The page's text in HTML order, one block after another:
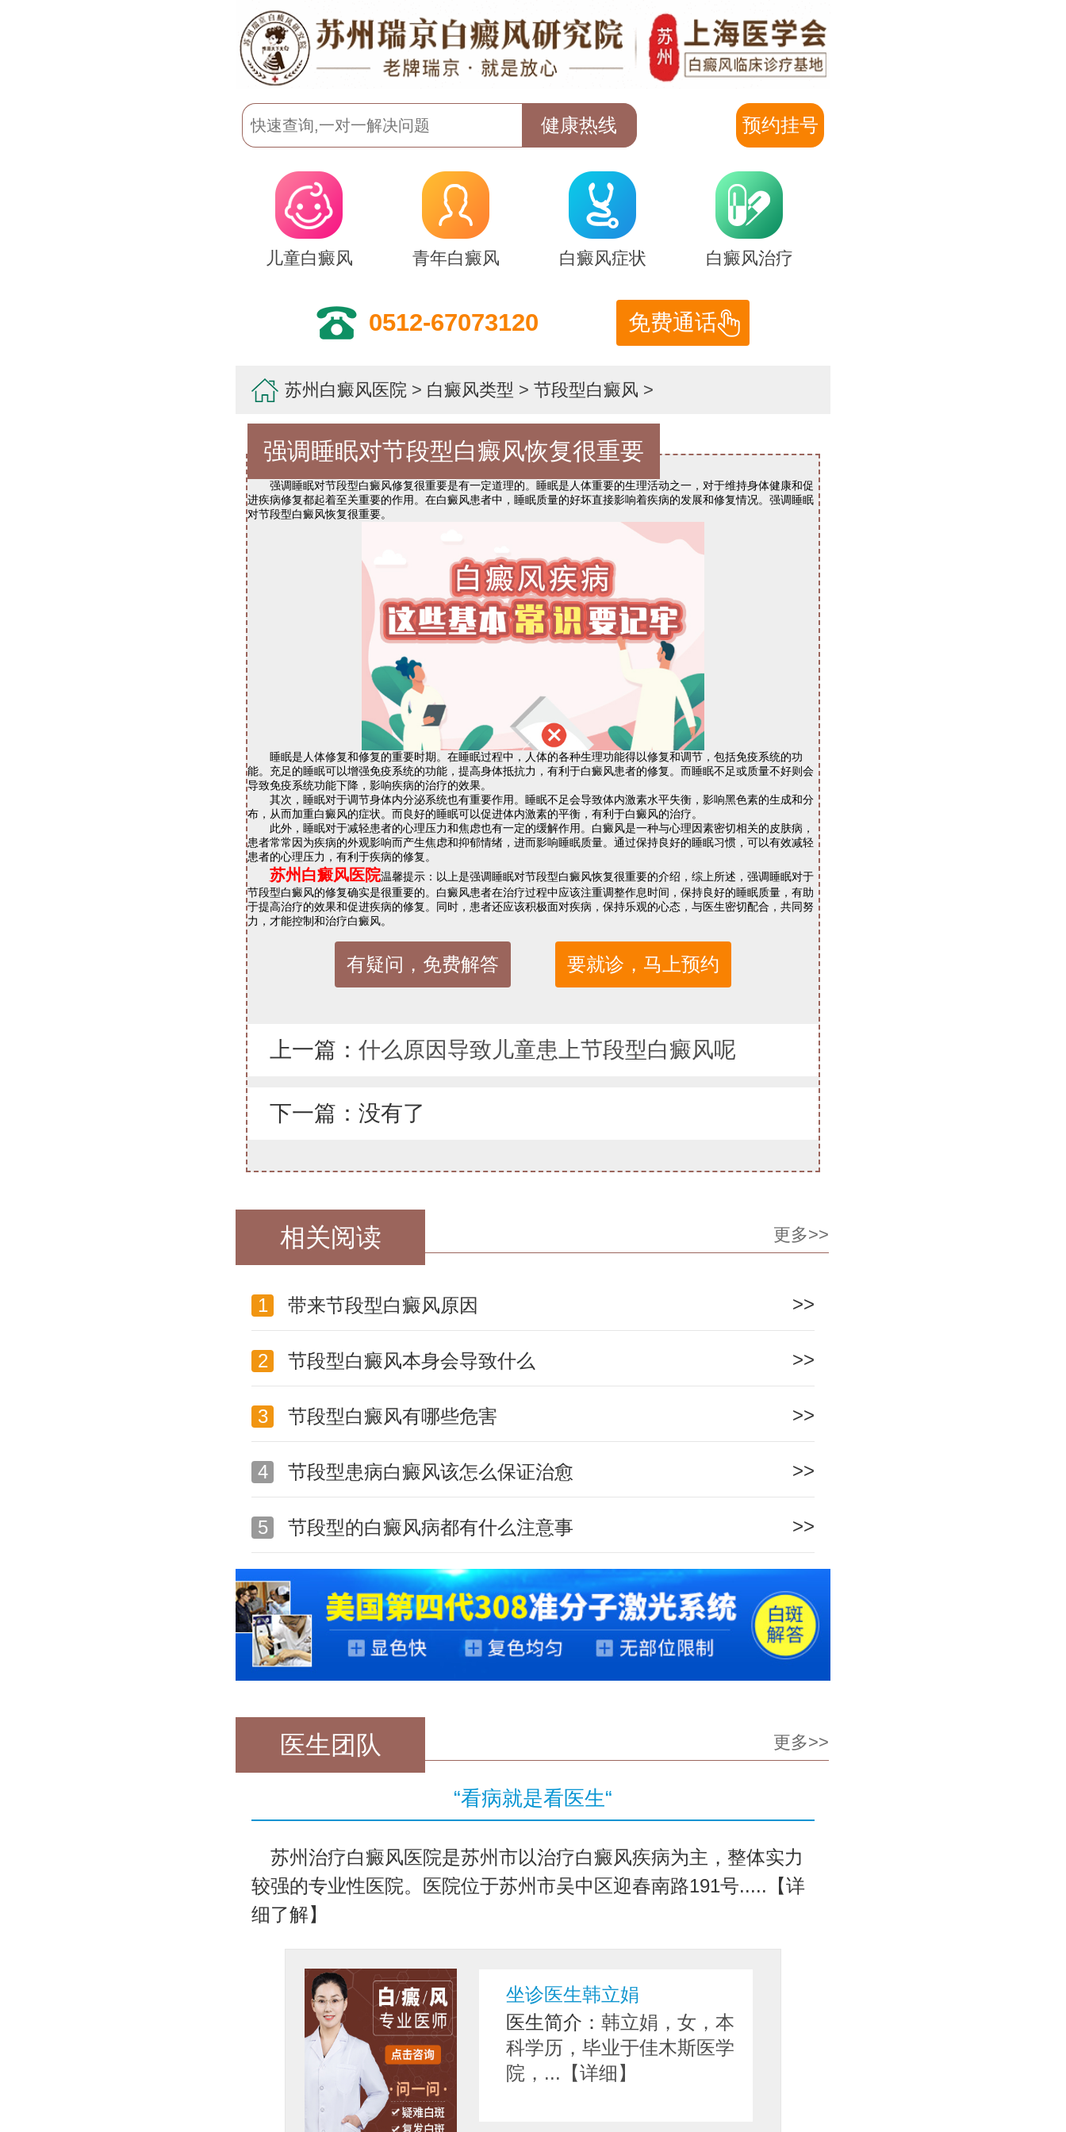
预约挂号
儿童白癜风 青年白癜风 白癜风症状 白癜风治疗
0512-67073120 免费通话
苏州白癜风医院 > 白癜风类型 > 节段型白癜风 >
强调睡眠对节段型白癜风恢复很重要
强调睡眠对节段型白癜风修复很重要是有一定道理的。睡眠是人体重要的生理活动之一，对于维持身体健康和促
进疾病修复都起着至关重要的作用。在白癜风患者中，睡眠质量的好坏直接影响着疾病的发展和修复情况。强调睡眠
对节段型白癜风恢复很重要。
睡眠是人体修复和修复的重要时期。在睡眠过程中，人体的各种生理功能得以修复和调节，包括免疫系统的功
能。充足的睡眠可以增强免疫系统的功能，提高身体抵抗力，有利于白癜风患者的修复。而睡眠不足或质量不好则会
导致免疫系统功能下降，影响疾病的治疗的效果。
其次，睡眠对于调节身体内分泌系统也有重要作用。睡眠不足会导致体内激素水平失衡，影响黑色素的生成和分
布，从而加重白癜风的症状。而良好的睡眠可以促进体内激素的平衡，有利于白癜风的治疗。
此外，睡眠对于减轻患者的心理压力和焦虑也有一定的缓解作用。白癜风是一种与心理因素密切相关的皮肤病，
患者常常因为疾病的外观影响而产生焦虑和抑郁情绪，进而影响睡眠质量。通过保持良好的睡眠习惯，可以有效减轻
患者的心理压力，有利于疾病的修复。
苏州白癜风医院温馨提示：以上是强调睡眠对节段型白癜风恢复很重要的介绍，综上所述，强调睡眠对于
节段型白癜风的修复确实是很重要的。白癜风患者在治疗过程中应该注重调整作息时间，保持良好的睡眠质量，有助
于提高治疗的效果和促进疾病的修复。同时，患者还应该积极面对疾病，保持乐观的心态，与医生密切配合，共同努
力，才能控制和治疗白癜风。
有疑问，免费解答 要就诊，马上预约
上一篇： 什么原因导致儿童患上节段型白癜风呢
下一篇：没有了
相关阅读 更多>>
1 带来节段型白癜风原因 >>
2 节段型白癜风本身会导致什么 >>
3 节段型白癜风有哪些危害 >>
4 节段型患病白癜风该怎么保证治愈 >>
5 节段型的白癜风病都有什么注意事 >>
医生团队 更多>>
“看病就是看医生“
苏州治疗白癜风医院是苏州市以治疗白癜风疾病为主，整体实力
较强的专业性医院。医院位于苏州市吴中区迎春南路191号.....【详
细了解】
坐诊医生韩立娟
医生简介：韩立娟，女，本
科学历，毕业于佳木斯医学
院，...【详细】